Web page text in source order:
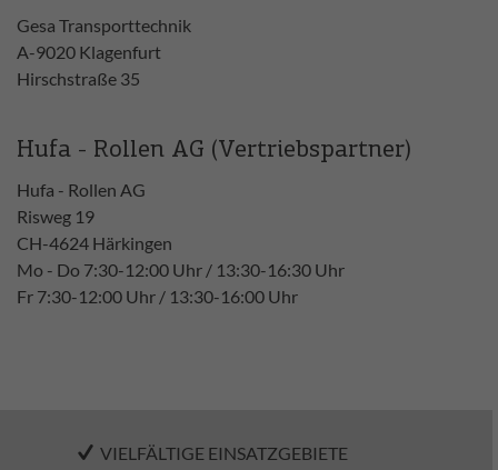
Gesa Transporttechnik
A-9020 Klagenfurt
Hirschstraße 35
Hufa - Rollen AG (Vertriebspartner)
Hufa - Rollen AG
Risweg 19
CH-4624 Härkingen
Mo - Do 7:30-12:00 Uhr / 13:30-16:30 Uhr
Fr 7:30-12:00 Uhr / 13:30-16:00 Uhr
VIELFÄLTIGE EINSATZGEBIETE